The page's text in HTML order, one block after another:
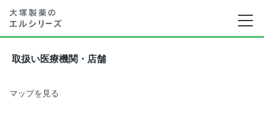
取扱い医療機関・店舗
マップを見る